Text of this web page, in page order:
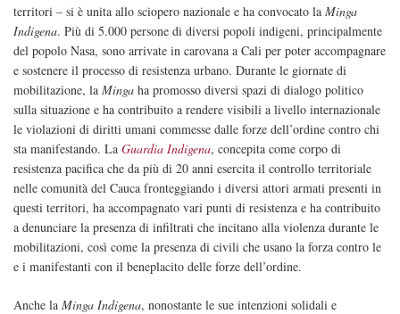
territori – si è unita allo sciopero nazionale e ha convocato la Minga
Indigena. Più di 5.000 persone di diversi popoli indigeni, principalmente
del popolo Nasa, sono arrivate in carovana a Cali per poter accompagnare
e sostenere il processo di resistenza urbano. Durante le giornate di
mobilitazione, la Minga ha promosso diversi spazi di dialogo politico
sulla situazione e ha contribuito a rendere visibili a livello internazionale
le violazioni di diritti umani commesse dalle forze dell’ordine contro chi
sta manifestando. La Guardia Indigena, concepita come corpo di
resistenza pacifica che da più di 20 anni esercita il controllo territoriale
nelle comunità del Cauca fronteggiando i diversi attori armati presenti in
questi territori, ha accompagnato vari punti di resistenza e ha contribuito
a denunciare la presenza di infiltrati che incitano alla violenza durante le
mobilitazioni, così come la presenza di civili che usano la forza contro le
e i manifestanti con il beneplacito delle forze dell’ordine.
Anche la Minga Indigena, nonostante le sue intenzioni solidali e